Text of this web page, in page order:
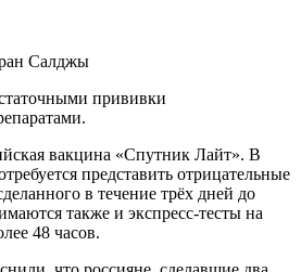
Салджы
прививки
вакцина «Спутник Лайт». В
представить отрицательные
в течение трёх дней до
также и экспресс-тесты на
48 часов.